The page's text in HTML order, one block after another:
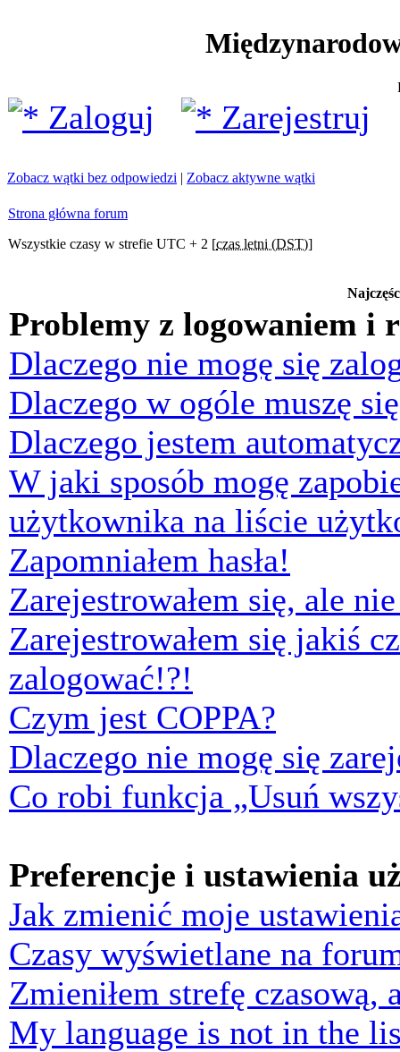
Zaloguj Zarejestruj
Zobacz wątki bez odpowiedzi | Zobacz aktywne wątki
Strona główna forum
Wszystkie czasy w strefie UTC + 2 [czas letni (DST)]
Problemy z logowaniem i
Dlaczego nie mogę się
Dlaczego w ogóle muszę
Dlaczego jestem
W jaki sposób mogę
użytkownika na liście
Zapomniałem hasła!
Zarejestrowałem się, ale
Zarejestrowałem się jakiś
zalogować!?!
Czym jest COPPA?
Dlaczego nie mogę się
Co robi funkcja „Usuń
Preferencje i ustawienia
Jak zmienić moje
Czasy wyświetlane na
Zmieniłem strefę czasową,
My language is not in the